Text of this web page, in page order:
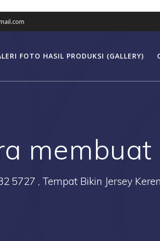
FOTO HASIL PRODUKSI (GALLERY)
5727 , Tempat Bikin Jersey